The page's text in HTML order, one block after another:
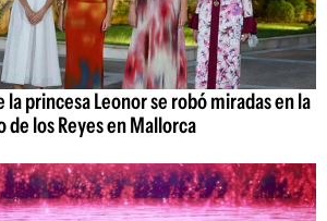
la princesa Leonor se robó miradas en la
los Reyes en Mallorca